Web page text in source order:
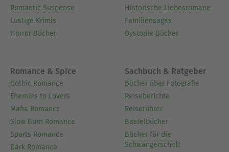
Romantic Suspense
Lustige Krimis
Horror Bücher
Historische Liebesromane
Familiensagas
Dystopie Bücher
Romance & Spice
Gothic Romance
Enemies to Lovers
Mafia Romance
Slow Burn Romance
Sports Romance
Dark Romance
Sachbuch & Ratgeber
Bücher über Fotografie
Reiseberichte
Reiseführer
Bastelbücher
Bücher für die
Schwangerschaft